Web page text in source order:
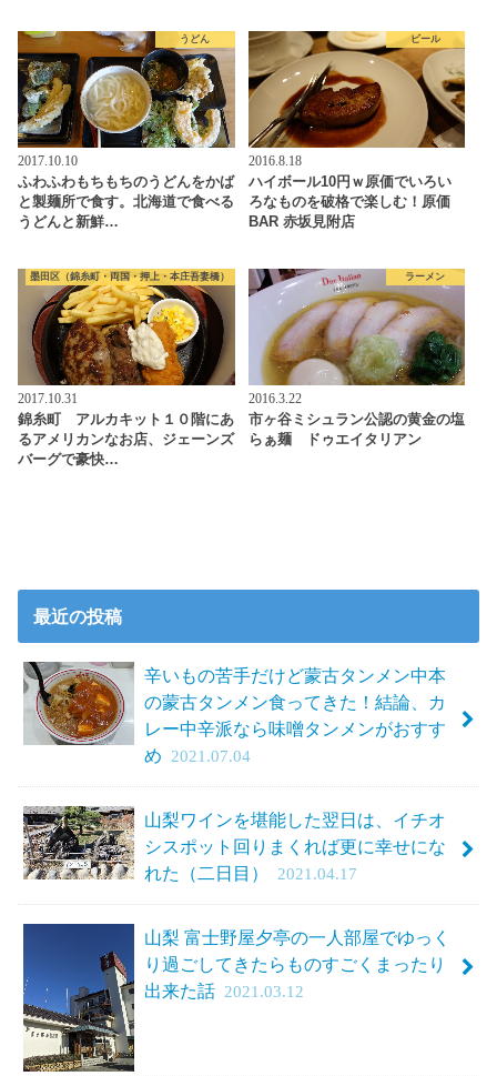
うどん
2017.10.10
ふわふわもちもちのうどんをかば
と製麺所で食す。北海道で食べる
うどんと新鮮…
ビール
2016.8.18
ハイボール10円ｗ原価でいろい
ろなものを破格で楽しむ！原価
BAR 赤坂見附店
墨田区（錦糸町・両国・押上・本庄吾妻橋）
2017.10.31
錦糸町 アルカキット１０階にあ
るアメリカンなお店、ジェーンズ
バーグで豪快…
ラーメン
2016.3.22
市ヶ谷ミシュラン公認の黄金の塩
らぁ麺 ドゥエイタリアン
最近の投稿
辛いもの苦手だけど蒙古タンメン中本
の蒙古タンメン食ってきた！結論、カ
レー中辛派なら味噌タンメンがおすす
め
2021.07.04
山梨ワインを堪能した翌日は、イチオ
シスポット回りまくれば更に幸せにな
れた（二日目）
2021.04.17
山梨 富士野屋夕亭の一人部屋でゆっく
り過ごしてきたらものすごくまったり
出来た話 2021.03.12